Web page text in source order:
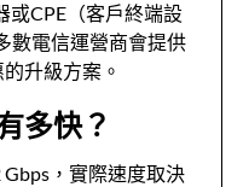
或CPE（客戶終端設
數電信運營商會提供
升級方案。
多快？
，實際速度取決